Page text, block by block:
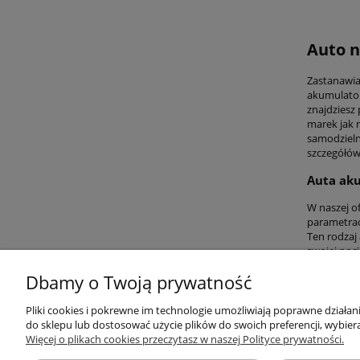
Auto
marek jak
Auta
W naszej
Ten
swojej
Przydatne linki
Nowości
Warunki
Regulaminy
Dbamy o Twoją prywatność
Pliki cookies i pokrewne im technologie umożliwiają poprawne
do sklepu lub dostosować użycie plików do swoich preferencji,
Więcej o plikach cookies przeczytasz w naszej Polityce prywatności.